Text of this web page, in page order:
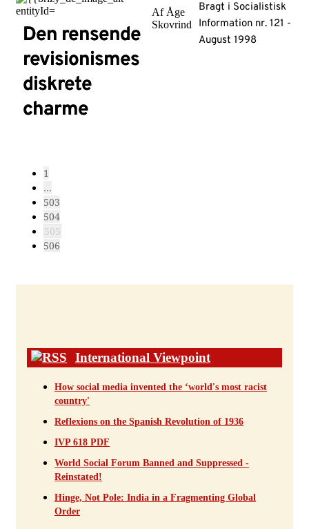
Den rensende
revisionismes
diskrete
charme
Af Åge
Skovrind
Bragt i Socialistisk
Information nr. 121 -
August 1998
1
…
503
504
505
506
International Viewpoint
How social media invented the ‘world's most racist
country'
Reflexions on the Spanish Revolution of 1936
IVP 618 PDF
World Social Forum Banned and Suppressed -
Reinstated!
Hinge, Not Pole: India in a Fragmenting Global
Order